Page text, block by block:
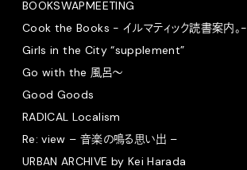
BOOKSWAPMEETING
Cook the Books - イルマティック読書案内。-
Girls in the City “supplement”
Go with the 風呂〜
Good Goods
RADICAL Localism
Re: view – 音楽の鳴る思い出 –
URBAN ARCHIVE by Kei Harada